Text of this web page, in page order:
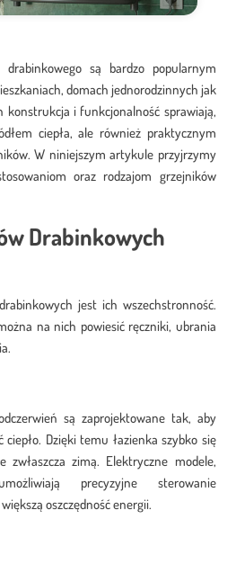
mieć grzejniki
dopasować do metrażu łazienki. 100 W
zbyt słaby grzejnik łazienkowy,
komfortu cieplnego. On natomiast
pomieszczeniu.
temperatury, jaki
elektryczne
oferują dwa sposoby sterowania
jest elektryczny programator.
ogrzewaniem. Takiego efektu nie
pokrętła.
łazienkowe w
kształtach
drabinkowew wielu atrakcyjnych
srebrny) oraz kształtach. Do
należą modele w kształcie plastra
są bardzo popularnym
domach jednorodzinnych jak
konstrukcja i funkcjonalność sprawiają,
ciepła, ale również praktycznym
W niniejszym artykule przyjrzymy
oraz rodzajom grzejników
Drabinkowych
jest ich wszechstronność.
na nich powiesić ręczniki, ubrania
są zaprojektowane tak, aby
Dzięki temu łazienka szybko się
zwłaszcza zimą. Elektryczne modele,
precyzyjne sterowanie
oszczędność energii.